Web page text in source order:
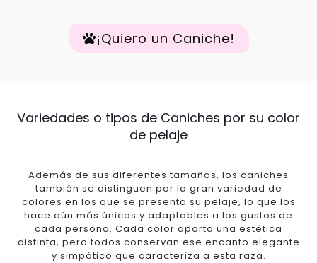
¡Quiero un Caniche!
Variedades o tipos de Caniches por su color
de pelaje
Además de sus diferentes tamaños, los caniches
también se distinguen por la gran variedad de
colores en los que se presenta su pelaje, lo que los
hace aún más únicos y adaptables a los gustos de
cada persona. Cada color aporta una estética
distinta, pero todos conservan ese encanto elegante
y simpático que caracteriza a esta raza.